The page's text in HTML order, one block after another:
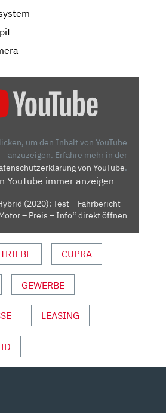
um den Inhalt von YouTube
anzuzeigen. Erfahre mehr in der
von YouTube.
YouTube immer anzeigen
(2020): Test – Fahrbericht –
– Preis – Info“ direkt öffnen
CUPRA
GEWERBE
LEASING